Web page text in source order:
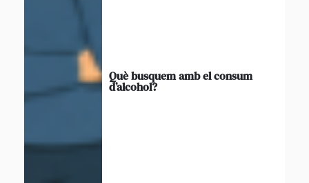
Què busquem amb el consum
d’alcohol?